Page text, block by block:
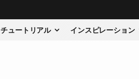
チュートリアル インスピレーション